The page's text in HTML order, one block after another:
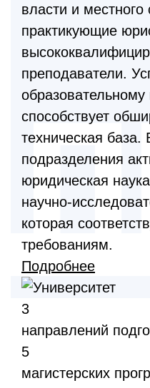
власти и
практикующие
преподаватели.
образовательному
способствует
техническая база.
подразделения
юридическая
научно-
которая
требованиям.
Подробнее
3
направлений
5
магистерских